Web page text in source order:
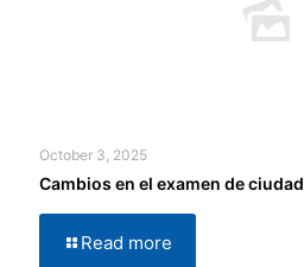
October 3, 2025
Cambios en el examen de
Read more